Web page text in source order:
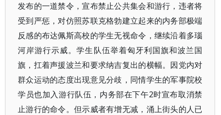
发布的一道禁令，宣布禁止公共集会和游行，违者将
受到严惩，对仿照苏联克格勃建立起来的内务部极端
反感的布达佩斯高校的学生无视命令，继续沿着多瑙
河岸游行示威。学生队伍举着匈牙利国旗和波兰国
旗，扛着声援波兰和要求纳吉复出的横幅。因党内对
群众运动的态度出现意见分歧，同情学生的军事院校
学员也加入游行队伍，内务部在下午2时宣布取消禁
止游行的命令。但示威者有增无减，涌上街头的人已